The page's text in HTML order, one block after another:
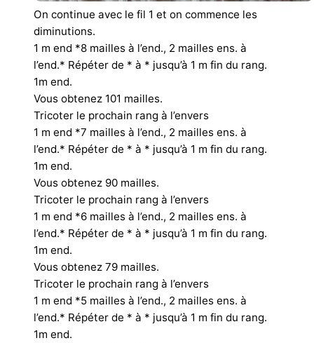
On continue avec le fil 1 et on commence les
diminutions.
1 m end *8 mailles à l’end., 2 mailles ens. à
l’end.* Répéter de * à * jusqu’à 1 m fin du rang.
1m end.
Vous obtenez 101 mailles.
Tricoter le prochain rang à l’envers
1 m end *7 mailles à l’end., 2 mailles ens. à
l’end.* Répéter de * à * jusqu’à 1 m fin du rang.
1m end.
Vous obtenez 90 mailles.
Tricoter le prochain rang à l’envers
1 m end *6 mailles à l’end., 2 mailles ens. à
l’end.* Répéter de * à * jusqu’à 1 m fin du rang.
1m end.
Vous obtenez 79 mailles.
Tricoter le prochain rang à l’envers
1 m end *5 mailles à l’end., 2 mailles ens. à
l’end.* Répéter de * à * jusqu’à 1 m fin du rang.
1m end.